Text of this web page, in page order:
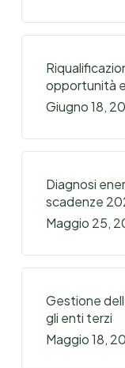
opportunità
Giugno 18,
Diagnosi
scadenze
Maggio 25,
Gestione
gli enti terzi
Maggio 18,